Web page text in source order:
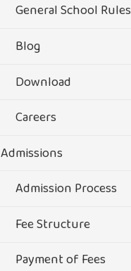
General School Rules
Blog
Download
Careers
Admissions
Admission Process
Fee Structure
Payment of Fees